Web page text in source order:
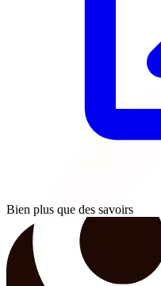
Bien plus que des savoirs